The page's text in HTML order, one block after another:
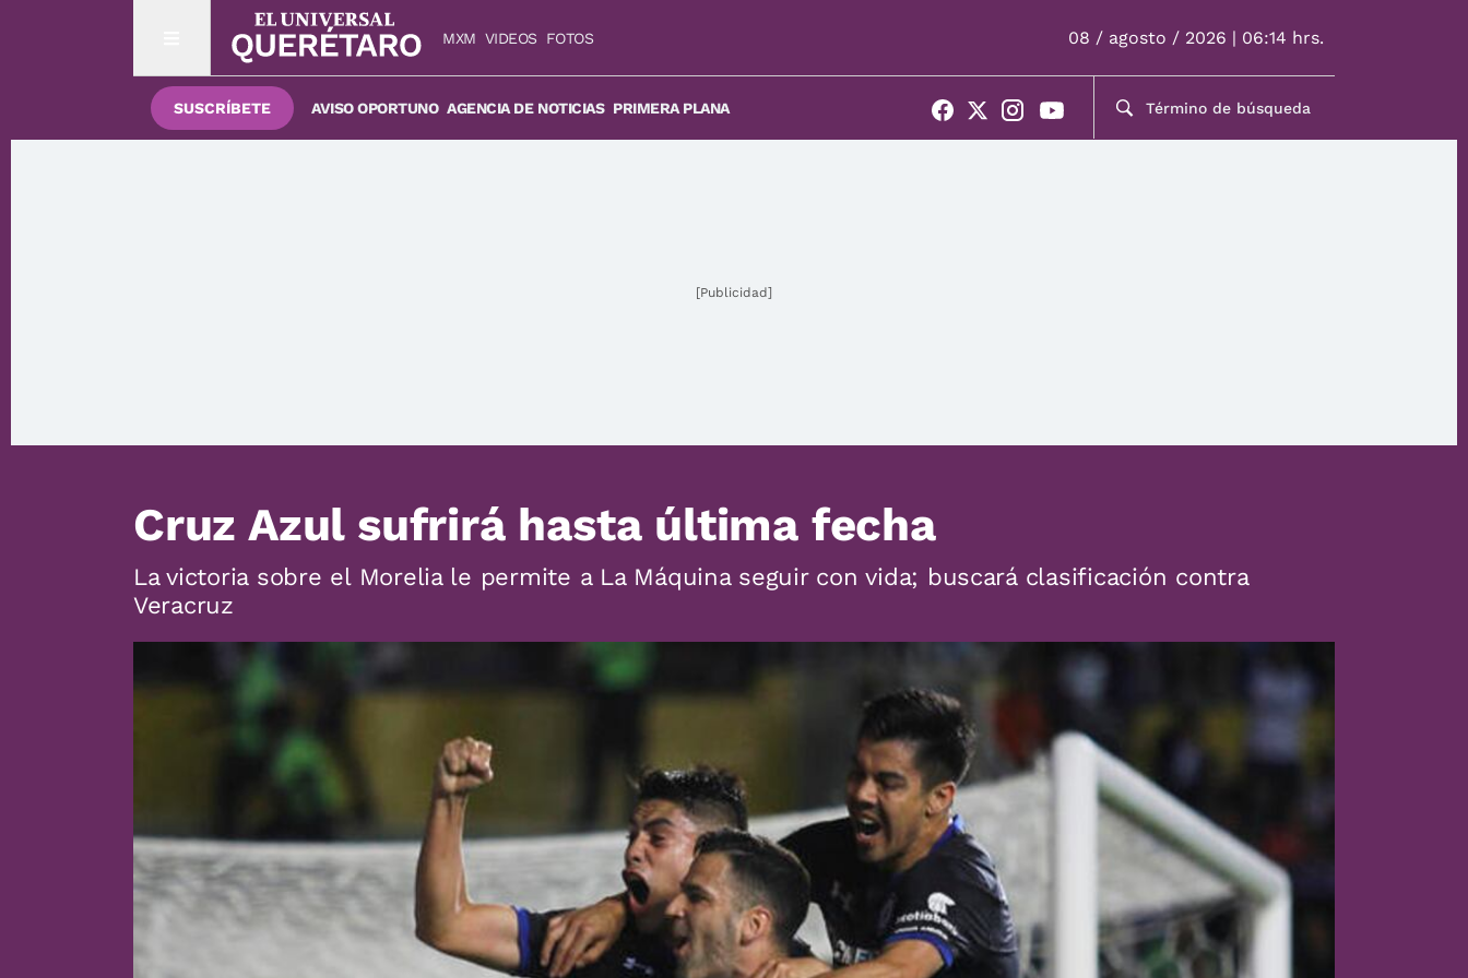
MXM VIDEOS FOTOS 08 / agosto / 2026 | 06:14 hrs.
SUSCRÍBETE AVISO OPORTUNO AGENCIA DE NOTICIAS PRIMERA PLANA
[Publicidad]
Cruz Azul sufrirá hasta última fecha
La victoria sobre el Morelia le permite a La Máquina seguir con vida; buscará clasificación contra
Veracruz